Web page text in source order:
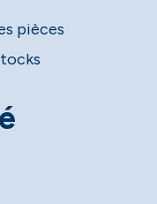
pièces